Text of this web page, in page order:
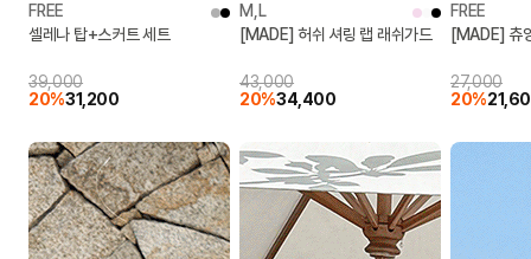
FREE
셀레나 탑+스커트 세트
39,000
20%31,200
M,L
[MADE] 허쉬 셔링 랩 래쉬가드
43,000
20%34,400
FREE
[MADE] 츄
27,000
20%